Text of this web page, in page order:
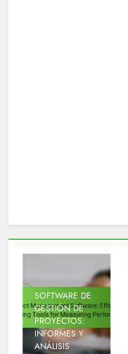
SOFTWARE DE
GESTIÓN DE
PROYECTOS:
INFORMES Y
ANÁLISIS